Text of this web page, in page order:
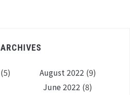
ARCHIVES
(5) August 2022 (9)
June 2022 (8)